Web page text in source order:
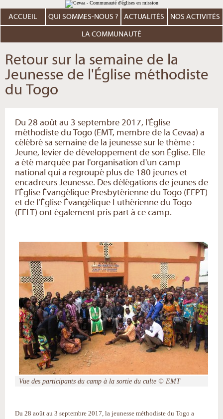
au
contenu.
Aller
personnels
ACCUEIL QUI SOMMES-NOUS ? ACTUALITÉS NOS ACTIVITÉS
LA COMMUNAUTÉ
Retour sur la semaine de la
Jeunesse de l'Église méthodiste
du Togo
Du 28 août au 3 septembre 2017, l'Église
méthodiste du Togo (EMT, membre de la Cevaa) a
célébré sa semaine de la jeunesse sur le thème :
Jeune, levier de développement de son Église. Elle
a été marquée par l'organisation d'un camp
national qui a regroupé plus de 180 jeunes et
encadreurs Jeunesse. Des délégations de jeunes de
l’Église Évangélique Presbytérienne du Togo (EEPT)
et de l’Église Évangélique Luthérienne du Togo
(EELT) ont également pris part à ce camp.
Vue des participants du camp à la sortie du culte © EMT
Du 28 août au 3 septembre 2017, la jeunesse méthodiste du Togo a